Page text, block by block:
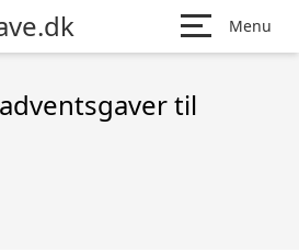
Menu
til